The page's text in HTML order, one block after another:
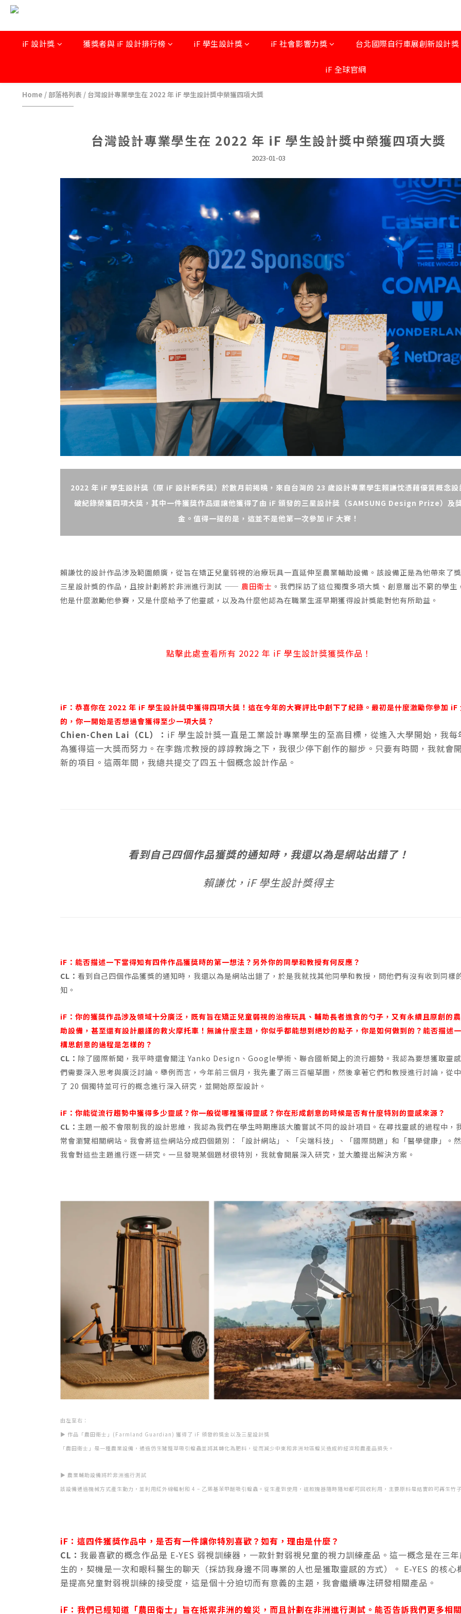
iF 設計獎 獲獎者與 iF 設計排行榜 iF 學生設計獎 iF 社會影響力獎 台北國際自行車展創新設計
iF 全球官網
Home / 部落格列表 / 台灣設計專業學生在 2022 年 iF 學生設計獎中榮獲四項大獎
台灣設計專業學生在 2022 年 iF 學生設計獎中榮獲四項大獎
2023-01-03
2022 年 iF 學生設計獎（原 iF 設計新秀獎）於數月前揭曉，來自台灣的 23 歲設計專業學生賴謙忱憑藉優質概念設
破紀錄榮獲四項大獎，其中一件獲獎作品還讓他獲得了由 iF 頒發的三星設計獎（SAMSUNG Design Prize）及
金。值得一提的是，這並不是他第一次參加 iF 大賽！
賴謙忱的設計作品涉及範圍頗廣，從旨在矯正兒童弱視的治療玩具一直延伸至農業輔助設備。該設備正是為他帶來了
三星設計獎的作品，且按計劃將於非洲進行測試 —— 農田衛士 。我們採訪了這位獨攬多項大獎、創意層出不窮的學生
他是什麼激勵他參賽，又是什麼給予了他靈感，以及為什麼他認為在職業生涯早期獲得設計獎能對他有所助益。
點擊此處查看所有 2022 年 iF 學生設計獎獲獎作品！
iF：恭喜你在 2022 年 iF 學生設計獎中獲得四項大獎！這在今年的大賽評比中創下了紀錄。最初是什麼激勵你參加 iF
的，你一開始是否想過會獲得至少一項大獎？
Chien-Chen Lai（CL）： iF 學生設計獎一直是工業設計專業學生的至高目標，從進入大學開始，我每
為獲得這一大獎而努力。在李鍇朮教授的諄諄教誨之下，我很少停下創作的腳步。只要有時間，我就會
新的項目。這兩年間，我總共提交了四五十個概念設計作品。
看到自己四個作品獲獎的通知時，我還以為是網站出錯了！
賴謙忱，iF 學生設計獎得主
iF：能否描述一下當得知有四件作品獲獎時的第一想法？另外你的同學和教授有何反應？
CL： 看到自己四個作品獲獎的通知時，我還以為是網站出錯了，於是我就找其他同學和教授，問他們有沒有收到同樣
知。
iF：你的獲獎作品涉及領域十分廣泛，既有旨在矯正兒童弱視的治療玩具、輔助長者進食的勺子，又有永續且原創的
助設備，甚至還有設計嚴謹的救火摩托車！無論什麼主題，你似乎都能想到絕妙的點子，你是如何做到的？能否描述
構思創意的過程是怎樣的？
CL： 除了國際新聞，我平時還會關注 Yanko Design、Google學術、聯合國新聞上的流行趨勢。我認為要想獲取靈
們需要深入思考與廣泛討論。舉例而言，今年前三個月，我先畫了兩三百幅草圖，然後拿著它們和教授進行討論，從
了 20 個獨特並可行的概念進行深入研究，並開始原型設計。
iF：你能從流行趨勢中獲得多少靈感？你一般從哪裡獲得靈感？你在形成創意的時候是否有什麼特別的靈感來源？
CL： 主題一般不會限制我的設計思維，我認為我們在學生時期應該大膽嘗試不同的設計項目。在尋找靈感的過程中，
常會瀏覽相關網站。我會將這些網站分成四個類別：「設計網站」、「尖端科技」、「國際問題」和「醫學健康」。然
我會對這些主題進行逐一研究。一旦發現某個題材很特別，我就會開展深入研究，並大膽提出解決方案。
由左至右：
▶ 作品「農田衛士」(Farmland Guardian) 獲得了 iF 頒發的獎金以及三星設計獎
「農田衛士」是一種農業設備，通過仿生豬籠草吸引蝗蟲並將其轉化為肥料，從而減少中東和非洲地區蝗災造成的經濟和農產品損失。
▶ 農業輔助設備將於非洲進行測試
該設備通過機械方式產生動力，並利用紅外線輻射和 4 – 乙烯基苯甲醚吸引蝗蟲。從生產到使用，這款機器隨時隨地都可回收利用，主要原料是結實的可再生竹
iF：這四件獲獎作品中，是否有一件讓你特別喜歡？如有，理由是什麼？
CL： 我最喜歡的概念作品是 E-YES 弱視訓練器，一款針對弱視兒童的視力訓練產品。這一概念是在三年
生的，契機是一次和眼科醫生的聊天（採訪我身邊不同專業的人也是獲取靈感的方式）。 E-YES 的核心
是提高兒童對弱視訓練的接受度，這是個十分迫切而有意義的主題，我會繼續專注研發相關產品。
iF：我們已經知道「農田衛士」旨在抵禦非洲的蝗災，而且計劃在非洲進行測試。能否告訴我們更多相